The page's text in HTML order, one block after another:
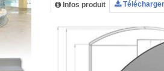
Infos produit